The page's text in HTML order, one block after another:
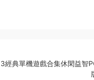
典單機遊戲合集休閑益智